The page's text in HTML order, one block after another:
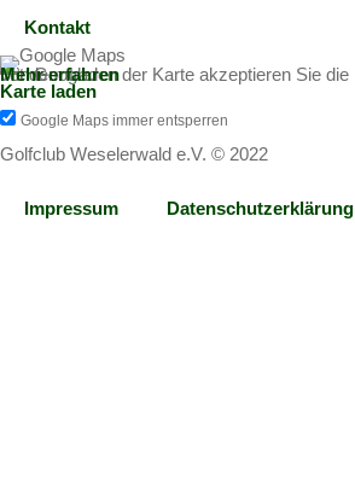
Kontakt
Mit dem Laden der Karte akzeptieren Sie die Datenschutzerklärung von Google.
Mehr erfahren
Karte laden
Google Maps immer entsperren
Golfclub Weselerwald e.V. © 2022
Impressum Datenschutzerklärung